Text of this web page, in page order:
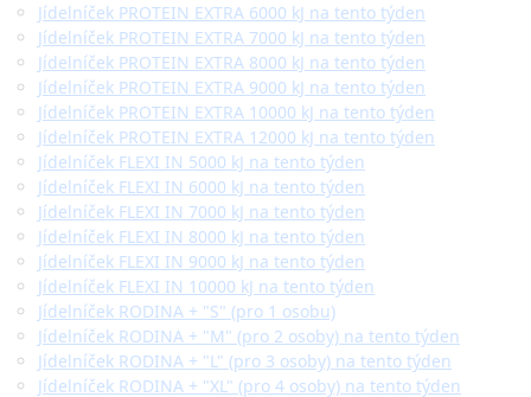
Jídelníček PROTEIN EXTRA 6000 kJ na tento týden
Jídelníček PROTEIN EXTRA 7000 kJ na tento týden
Jídelníček PROTEIN EXTRA 8000 kJ na tento týden
Jídelníček PROTEIN EXTRA 9000 kJ na tento týden
Jídelníček PROTEIN EXTRA 10000 kJ na tento týden
Jídelníček PROTEIN EXTRA 12000 kJ na tento týden
Jídelníček FLEXI IN 5000 kJ na tento týden
Jídelníček FLEXI IN 6000 kJ na tento týden
Jídelníček FLEXI IN 7000 kJ na tento týden
Jídelníček FLEXI IN 8000 kJ na tento týden
Jídelníček FLEXI IN 9000 kJ na tento týden
Jídelníček FLEXI IN 10000 kJ na tento týden
Jídelníček RODINA + "S" (pro 1 osobu)
Jídelníček RODINA + "M" (pro 2 osoby) na tento týden
Jídelníček RODINA + "L" (pro 3 osoby) na tento týden
Jídelníček RODINA + "XL" (pro 4 osoby) na tento týden